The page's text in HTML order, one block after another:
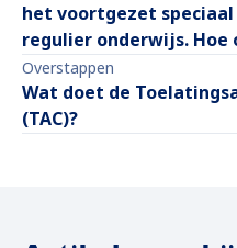
het voortgezet
regulier onderwijs. Hoe
Overstappen
Wat doet de
(TAC)?